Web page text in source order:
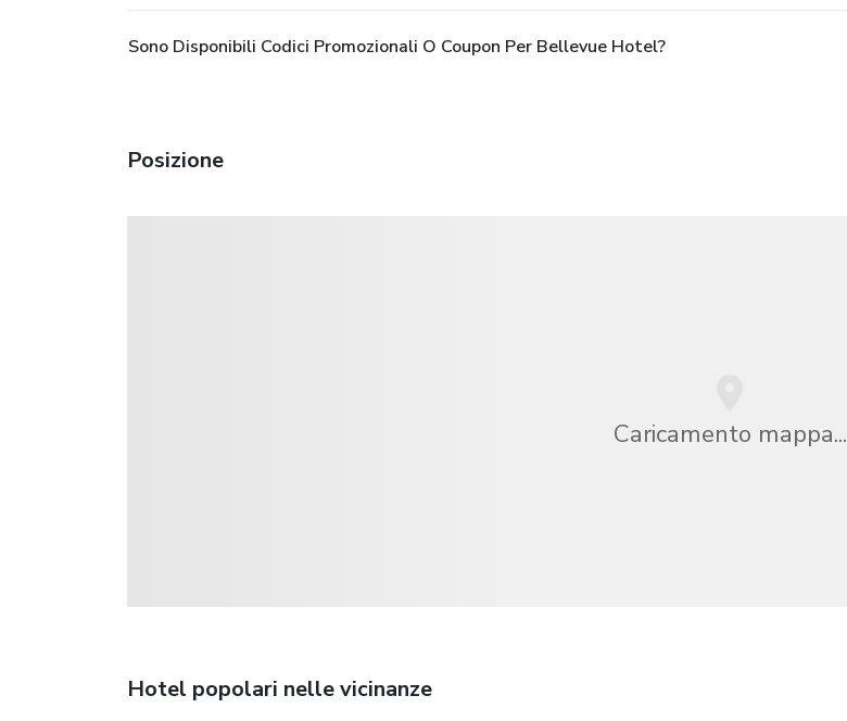
Sono Disponibili Codici Promozionali O Coupon Per Bellevue Hotel?
Posizione
Caricamento mappa...
Hotel popolari nelle vicinanze